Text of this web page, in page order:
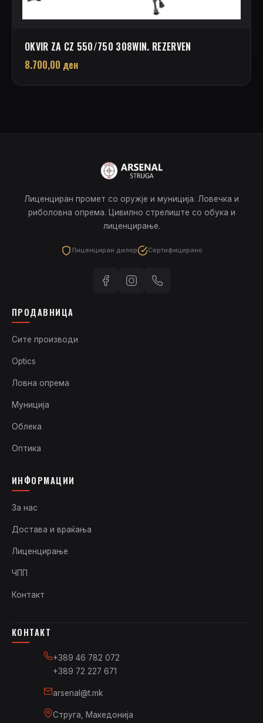
OKVIR ZA CZ 550/750 308WIN. REZERVEN
8.700,00 ден
Лиценциран промет со оружје и муниција. Ловечка и
риболовна опрема. Цивилно стрелиште со обука и
лиценцирање.
Лиценциран дилер Сертифицирано
ПРОДАВНИЦА
Сите производи
Optics
Ловна опрема
Муниција
Облека
Оптика
ИНФОРМАЦИИ
За нас
Достава и враќања
Лиценцирање
ЧПП
Контакт
КОНТАКТ
+389 46 782 072
+389 72 227 671
arsenal@t.mk
Струга, Македонија